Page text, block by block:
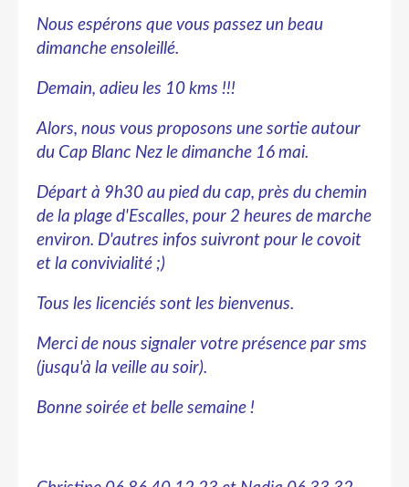
Nous espérons que vous passez un beau
dimanche ensoleillé.
Demain, adieu les 10 kms !!!
Alors, nous vous proposons une sortie autour
du Cap Blanc Nez le dimanche 16 mai.
Départ à 9h30 au pied du cap, près du chemin
de la plage d'Escalles, pour 2 heures de marche
environ. D'autres infos suivront pour le covoit
et la convivialité ;)
Tous les licenciés sont les bienvenus.
Merci de nous signaler votre présence par sms
(jusqu'à la veille au soir).
Bonne soirée et belle semaine !